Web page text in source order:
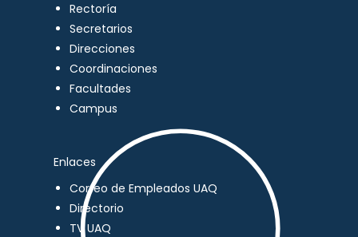
Rectoría
Secretarios
Direcciones
Coordinaciones
Facultades
Campus
Enlaces
Correo de Empleados UAQ
Directorio
TV UAQ